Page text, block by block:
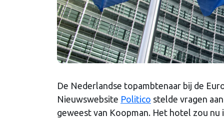
De Nederlandse topambtenaar bij de
Nieuwswebsite Politico stelde vragen
geweest van Koopman. Het hotel zou